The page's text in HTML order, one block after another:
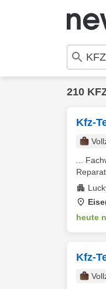
210
Kfz-
...
heute
Kfz-